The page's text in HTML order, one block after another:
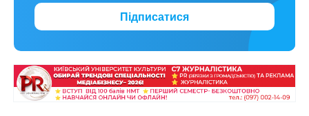
Підписатися